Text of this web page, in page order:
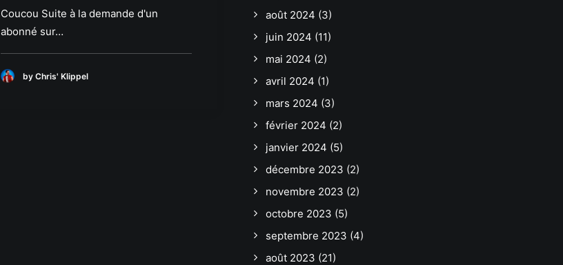
Coucou Suite à la demande d'un
abonné sur…
by Chris' Klippel
août 2024 (3)
juin 2024 (11)
mai 2024 (2)
avril 2024 (1)
mars 2024 (3)
février 2024 (2)
janvier 2024 (5)
décembre 2023 (2)
novembre 2023 (2)
octobre 2023 (5)
septembre 2023 (4)
août 2023 (21)